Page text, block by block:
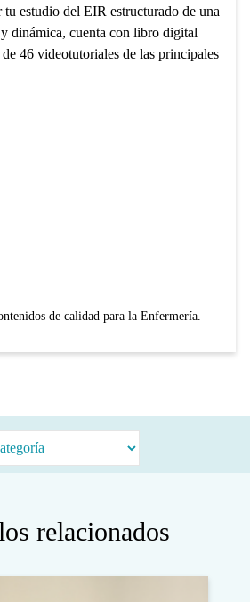
tu estudio del EIR estructurado de una
dinámica, cuenta con libro digital
46 videotutoriales de las principales
de calidad para la Enfermería.
relacionados